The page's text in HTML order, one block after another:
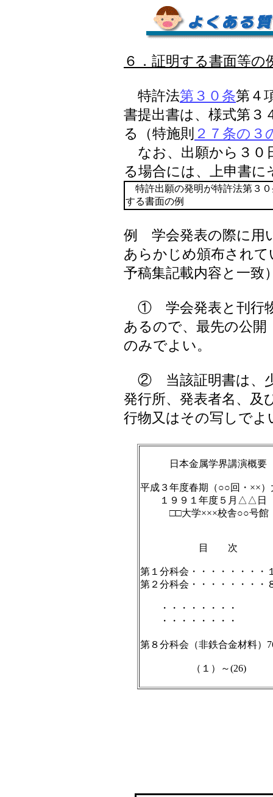
６．証明する書面等の
特許法第３０条第４
書提出書は、様式第３
る（特施則 ２７条の３
なお、出願から３０
る場合には、上申書
特許出願の発明が特許法第３
する書面の例
例 学会発表の際に用
あらかじめ頒布され
予稿集記載内容と一致
① 学会発表と刊行物
あるので、最先の公開
のみでよい。
② 当該証明書は、少
発行所、発表者名、及
行物又はその写しでよ
日本金属学界講演概要
平成３年度春期（○○回・××）
１９９１年度５月△△日
□□大学×××校舎○○号館
目 次
第１分科会・・・・・・・・
第２分科会・・・・・・・・
・・・・・・・・
・・・・・・・・
第８分科会（非鉄合金材料）
（１）～(26)